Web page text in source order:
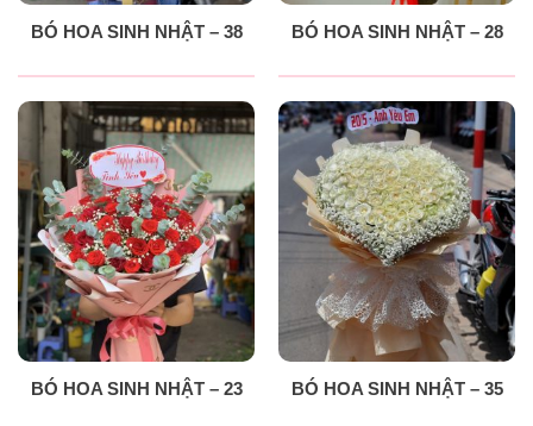
BÓ HOA SINH NHẬT – 38 BÓ HOA SINH NHẬT – 28
BÓ HOA SINH NHẬT – 23 BÓ HOA SINH NHẬT – 35